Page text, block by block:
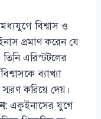
মধ্যযুগে বিশ্বাস ও
প্রমাণ করেন যে
এরিস্টটলের
ব্যাখ্যা
করিয়ে দেয়।
একুইনাসের যুগে